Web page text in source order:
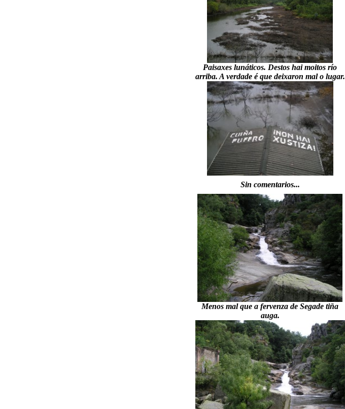
Paisaxes lunáticos. Destos hai moitos río
arriba. A verdade é que deixaron mal o lugar.
Sin comentarios...
Menos mal que a fervenza de Segade tiña
auga.